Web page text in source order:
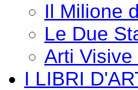
Il Milione
Le Due
Arti
I LIBRI